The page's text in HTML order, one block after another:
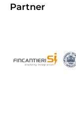
Partner